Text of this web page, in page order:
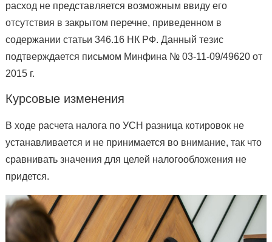
расход не представляется возможным ввиду его
отсутствия в закрытом перечне, приведенном в
содержании статьи 346.16 НК РФ. Данный тезис
подтверждается письмом Минфина № 03-11-09/49620 от
2015 г.
Курсовые изменения
В ходе расчета налога по УСН разница котировок не
устанавливается и не принимается во внимание, так что
сравнивать значения для целей налогообложения не
придется.